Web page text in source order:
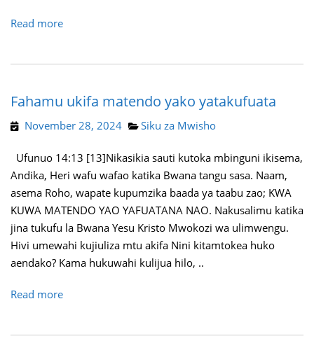
Read more
Fahamu ukifa matendo yako yatakufuata
November 28, 2024 Siku za Mwisho
Ufunuo 14:13 [13]Nikasikia sauti kutoka mbinguni ikisema,
Andika, Heri wafu wafao katika Bwana tangu sasa. Naam,
asema Roho, wapate kupumzika baada ya taabu zao; KWA
KUWA MATENDO YAO YAFUATANA NAO. Nakusalimu katika
jina tukufu la Bwana Yesu Kristo Mwokozi wa ulimwengu.
Hivi umewahi kujiuliza mtu akifa Nini kitamtokea huko
aendako? Kama hukuwahi kulijua hilo, ..
Read more